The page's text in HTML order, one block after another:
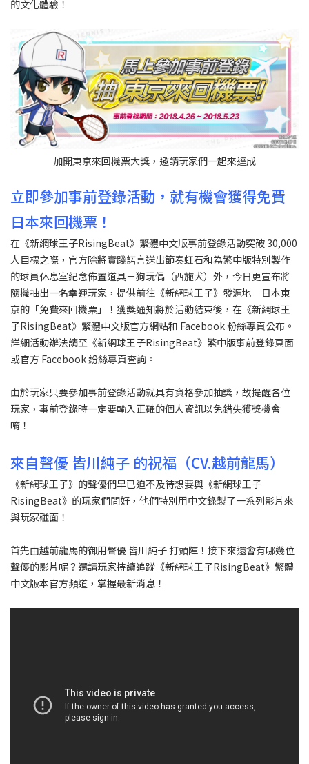
的文化體驗！
加開東京來回機票大獎，邀請玩家們一起來達成
立即參加事前登錄活動，就有機會獲得免費
日本來回機票！
在《新網球王子RisingBeat》繁體中文版事前登錄活動突破 30,000
人目標之際，官方除將實踐諾言送出節奏虹石和為繁中版特別製作
的球員休息室紀念佈置道具－狗玩偶（西施犬）外，今日更宣布將
隨機抽出一名幸運玩家，提供前往《新網球王子》發源地－日本東
京的「免費來回機票」！獲獎通知將於活動結束後，在《新網球王
子RisingBeat》繁體中文版官方網站和 Facebook 粉絲專頁公布。
詳細活動辦法請至《新網球王子RisingBeat》繁中版事前登錄頁面
或官方 Facebook 紛絲專頁查詢。
由於玩家只要參加事前登錄活動就具有資格參加抽獎，故提醒各位
玩家，事前登錄時一定要輸入正確的個人資訊以免錯失獲獎機會
唷！
來自聲優 皆川純子 的祝福（CV.越前龍馬）
《新網球王子》的聲優們早已迫不及待想要與《新網球王子
RisingBeat》的玩家們問好，他們特別用中文錄製了一系列影片來
與玩家碰面！
首先由越前龍馬的御用聲優 皆川純子 打頭陣！接下來還會有哪幾位
聲優的影片呢？還請玩家持續追蹤《新網球王子RisingBeat》繁體
中文版本官方頻道，掌握最新消息！